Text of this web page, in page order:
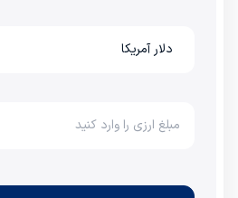
دلار آمریکا